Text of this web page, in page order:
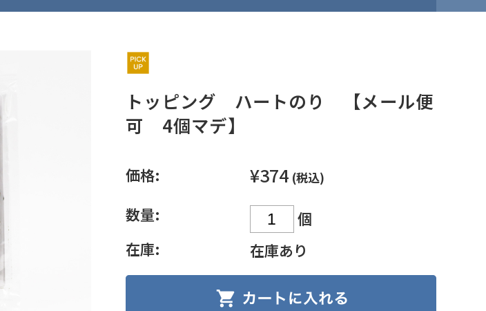
トッピング ハートのり 【メール便
可 4個マデ】
価格: ¥374 (税込)
数量:
個
在庫:
在庫あり